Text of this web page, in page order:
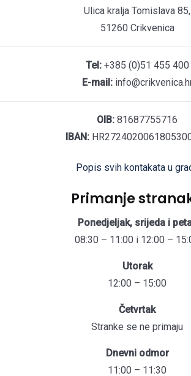
Ulica kralja Tomislava 85,
51260 Crikvenica
Tel:+385 (0)51 455 400
E-mail:
OIB: 81687755716
IBAN:
Popis svih kontakata u
Primanje
Ponedjeljak, srijeda i
08:30 – 11:00 i 12:00 –
Utorak
12:00 – 15:00
Četvrtak
Stranke se ne primaju
Dnevni odmor
11:00 – 11:30